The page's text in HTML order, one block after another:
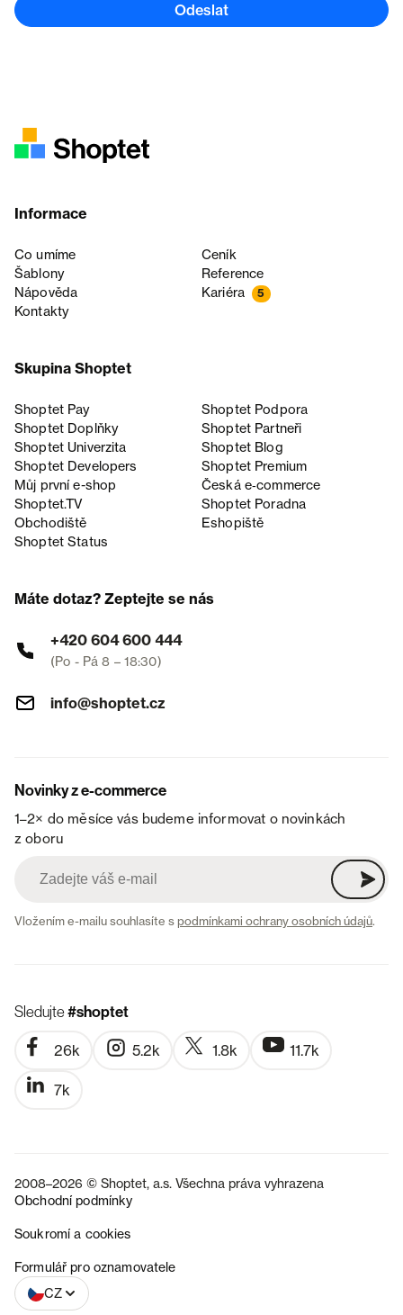
Odeslat
Informace
Co umíme
Ceník
Šablony
Reference
Nápověda
Kariéra 5
Kontakty
Skupina Shoptet
Shoptet Pay
Shoptet Podpora
Shoptet Doplňky
Shoptet Partneři
Shoptet Univerzita
Shoptet Blog
Shoptet Developers
Shoptet Premium
Můj první e-shop
Česká e‑commerce
Shoptet.TV
Shoptet Poradna
Obchodiště
Eshopiště
Shoptet Status
Máte dotaz? Zeptejte se nás
+420 604 600 444
(Po - Pá 8 – 18:30)
info@shoptet.cz
Novinky z e-commerce
1–2× do měsíce vás budeme informovat o novinkách
z oboru
Vložením e-mailu souhlasíte spodmínkami ochrany osobních údajů.
Sledujte#shoptet
26k 5.2k 1.8k 11.7k
7k
2008–2026 © Shoptet, a.s. Všechna práva vyhrazena
Obchodní podmínky
Soukromí a cookies
Formulář pro oznamovatele
CZ